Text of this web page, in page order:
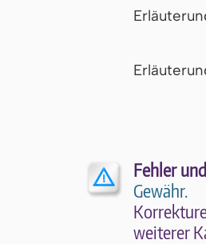
Fehler
Gewähr.
wei­te­rer